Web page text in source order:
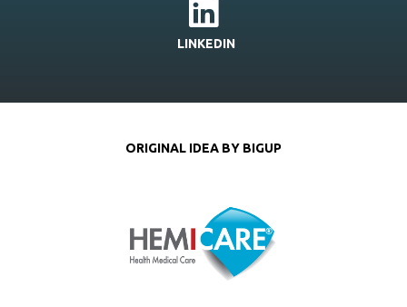
LINKEDIN
ORIGINAL IDEA BY BIGUP